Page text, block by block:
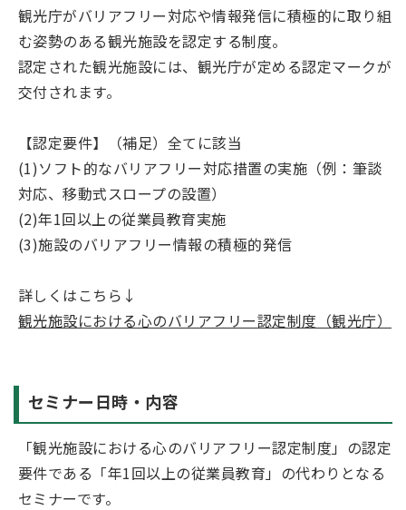
観光庁がバリアフリー対応や情報発信に積極的に取り組
む姿勢のある観光施設を認定する制度。
認定された観光施設には、観光庁が定める認定マークが
交付されます。
【認定要件】（補足）全てに該当
(1)ソフト的なバリアフリー対応措置の実施（例：筆談
対応、移動式スロープの設置）
(2)年1回以上の従業員教育実施
(3)施設のバリアフリー情報の積極的発信
詳しくはこちら↓
観光施設における心のバリアフリー認定制度（観光庁）
セミナー日時・内容
「観光施設における心のバリアフリー認定制度」の認定
要件である「年1回以上の従業員教育」の代わりとなる
セミナーです。